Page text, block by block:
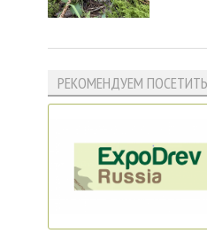
РЕКОМЕНДУЕМ ПОСЕТИТЬ